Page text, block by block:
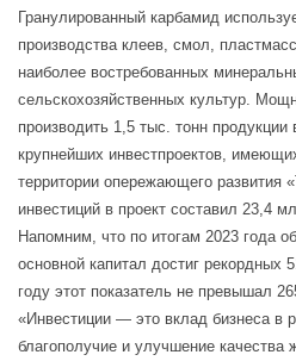
Гранулированный карбамид
производства клеев, смол,
наиболее востребованных
сельскохозяйственных культур.
производить 1,5 тыс. тонн продукции
крупнейших инвестпроектов,
территории опережающего развития
инвестиций в проект составил 23,4
Напомним, что по итогам 2023 года
основной капитал достиг рекордных
году этот показатель не превышал
«Инвестиции — это вклад бизнеса в
благополучие и улучшение качества